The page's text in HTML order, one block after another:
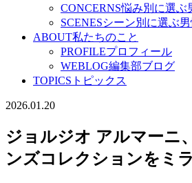
CONCERNS悩み別に選ぶ
SCENESシーン別に選ぶ
ABOUT私たちのこと
PROFILEプロフィール
WEBLOG編集部ブログ
TOPICS トピックス
2026.01.20
ジョルジオ アルマーニ
ンズコレクションをミ